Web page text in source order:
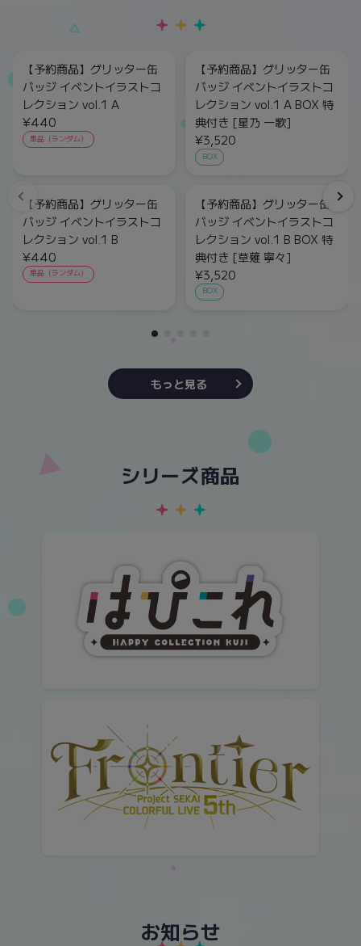
【予約商品】グリッター缶
バッジ イベントイラストコ
レクション vol.1 A
¥440
単品（ランダム）
【予約商品】グリッター缶
バッジ イベントイラストコ
レクション vol.1 A BOX 特
典付き [星乃 一歌]
¥3,520
BOX
【予約商品】グリッター缶
バッジ イベントイラストコ
レクション vol.1 B
¥440
単品（ランダム）
【予約商品】グリッター缶
バッジ イベントイラストコ
レクション vol.1 B BOX 特
典付き [草薙 寧々]
¥3,520
BOX
もっと見る
シリーズ商品
お知らせ